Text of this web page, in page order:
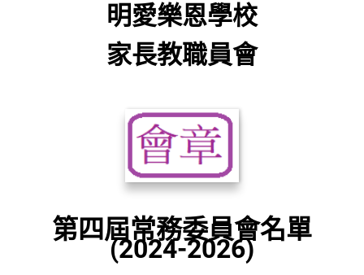
明愛樂恩學校
家長教職員會
第四屆常務委員會名單
(2024-2026)